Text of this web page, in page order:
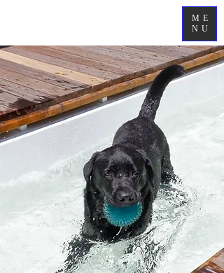
ME
NU